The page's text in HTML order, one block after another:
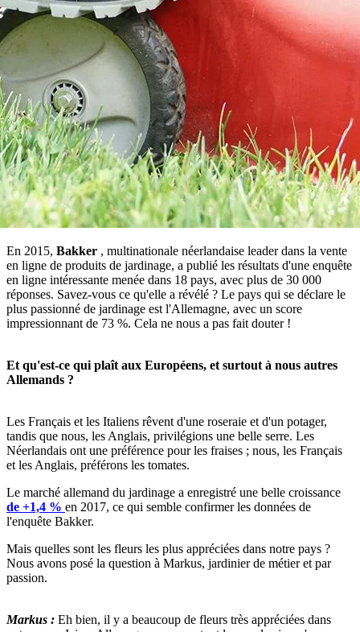
En 2015, Bakker , multinationale néerlandaise leader dans la vente
en ligne de produits de jardinage, a publié les résultats d'une enquête
en ligne intéressante menée dans 18 pays, avec plus de 30 000
réponses. Savez-vous ce qu'elle a révélé ? Le pays qui se déclare le
plus passionné de jardinage est l'Allemagne, avec un score
impressionnant de 73 %. Cela ne nous a pas fait douter !
Et qu'est-ce qui plaît aux Européens, et surtout à nous autres
Allemands ?
Les Français et les Italiens rêvent d'une roseraie et d'un potager,
tandis que nous, les Anglais, privilégions une belle serre. Les
Néerlandais ont une préférence pour les fraises ; nous, les Français
et les Anglais, préférons les tomates.
Le marché allemand du jardinage a enregistré une belle croissance
de +1,4 % en 2017, ce qui semble confirmer les données de
l'enquête Bakker.
Mais quelles sont les fleurs les plus appréciées dans notre pays ?
Nous avons posé la question à Markus, jardinier de métier et par
passion.
Markus : Eh bien, il y a beaucoup de fleurs très appréciées dans